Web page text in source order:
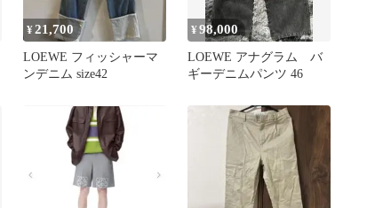
¥21,700
LOEWE フィッシャーマ
ンデニム size42
¥98,000
LOEWE アナグラム バ
ギーデニムパンツ 46